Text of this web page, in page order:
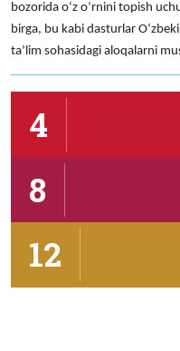
bozorida oʻz oʻrnini topish
birga, bu kabi dasturlar
taʼlim sohasidagi aloqalarni
4
8
12